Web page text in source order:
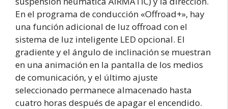
En el programa de conducción «Offroad+», hay
una función adicional de luz offroad con el
sistema de luz inteligente LED opcional. El
gradiente y el ángulo de inclinación se muestran
en una animación en la pantalla de los medios
de comunicación, y el último ajuste
seleccionado permanece almacenado hasta
cuatro horas después de apagar el encendido.